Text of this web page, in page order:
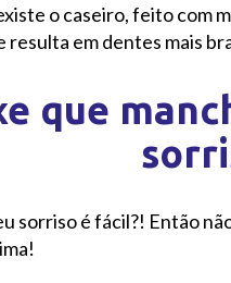
o caseiro, feito com
resulta em dentes mais
que
sorriso é fácil?! Então